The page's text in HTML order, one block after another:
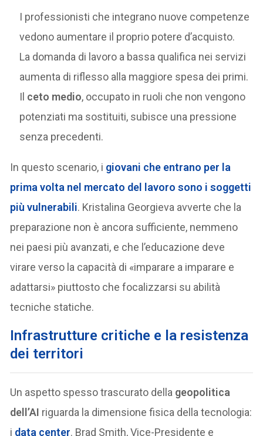
I professionisti che integrano nuove competenze
vedono aumentare il proprio potere d’acquisto.
La domanda di lavoro a bassa qualifica nei servizi
aumenta di riflesso alla maggiore spesa dei primi.
Il ceto medio, occupato in ruoli che non vengono
potenziati ma sostituiti, subisce una pressione
senza precedenti.
In questo scenario, i giovani che entrano per la
prima volta nel mercato del lavoro sono i soggetti
più vulnerabili. Kristalina Georgieva avverte che la
preparazione non è ancora sufficiente, nemmeno
nei paesi più avanzati, e che l’educazione deve
virare verso la capacità di «imparare a imparare e
adattarsi» piuttosto che focalizzarsi su abilità
tecniche statiche.
Infrastrutture critiche e la resistenza
dei territori
Un aspetto spesso trascurato della geopolitica
dell’AI riguarda la dimensione fisica della tecnologia:
i data center. Brad Smith, Vice-Presidente e